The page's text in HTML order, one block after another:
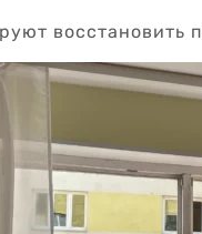
восстановить